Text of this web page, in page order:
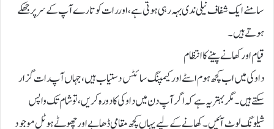
سامنے ایک شفاف نیلی ندی بہہ رہی ہوتی ہے، اور رات کو تارے آپ کے سر پر جھکے
ہوتے ہیں۔
قیام اور کھانے پینے کا انتظام
داوکی میں اب کچھ ہوم اسٹے اور کیمپنگ سائٹس دستیاب ہیں، جہاں آپ رات گزار
سکتے ہیں۔ مگر بہتر یہ ہے کہ اگر آپ دن میں داوکی کا دورہ کریں، تو شام تک واپس
شیلونگ لوٹ آئیں۔ کھانے کے لیے یہاں کچھ مقامی ڈھابے اور چھوٹے ہوٹل موجود